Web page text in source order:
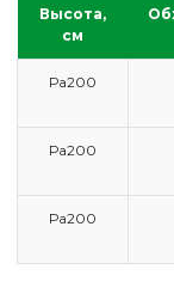
ГЛАВНАЯ
СДЕЛАТЬ
Высота,
см
Ра200
Ра200
Ра200